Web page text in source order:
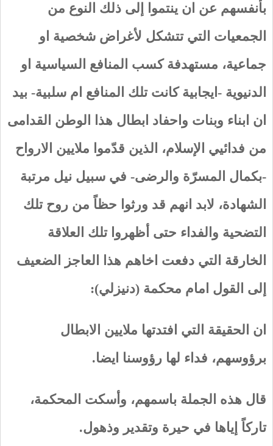
بأنفسهم عن ان ينتموا إلى ذلك النوع من
الجمعيات التي تتشكل لأغراض شخصية او
جماعية، مستهدفة كسب المنافع السياسية او
الدنيوية -ايجابية كانت تلك المنافع ام سلبية- بيد
ان ابناء وبنات واحفاد ابطال هذا الوطن القدامى
من فدائيي الإسلام، الذين قدّموا ملايين الارواح
-بكمال المسرّة والرضى- في سبيل نيل مرتبة
الشهادة، لابد انهم قد ورثوا حظاً من روح تلك
التضحية والفداء حتى أظهروا تلك العلاقة
الخارقة التي دفعت اخاهم هذا العاجز الضعيف
إلى القول امام محكمة (دنيزلي):
ان الحقيقة التي افتدتها ملايين الابطال
برؤوسهم، فداء لها رؤوسنا ايضا.
قال هذه الجملة باسمهم، وأسكت المحكمة،
تاركاً إياها في حيرة وتقدير وذهول.